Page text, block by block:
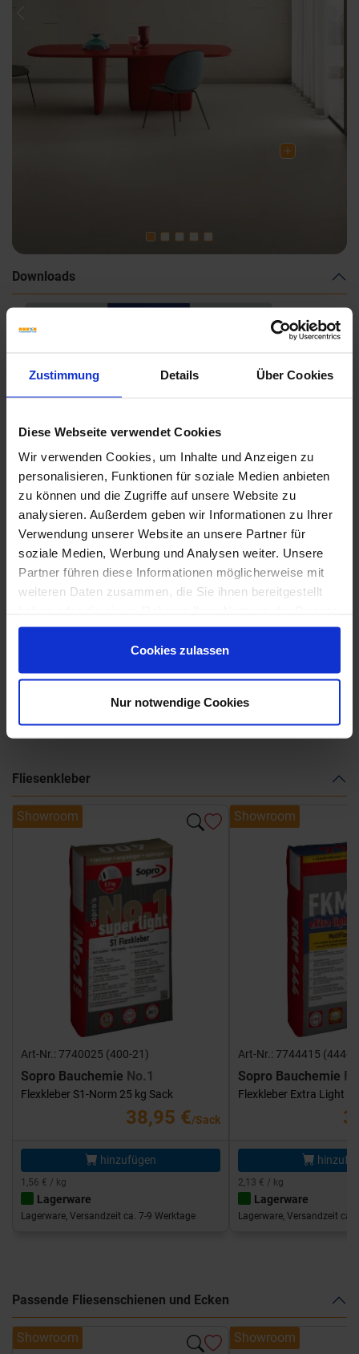
Zustimmung Details Über Cookies
Diese Webseite verwendet Cookies
Wir verwenden Cookies, um Inhalte und Anzeigen zu
personalisieren, Funktionen für soziale Medien anbieten
zu können und die Zugriffe auf unsere Website zu
analysieren. Außerdem geben wir Informationen zu Ihrer
Verwendung unserer Website an unsere Partner für
soziale Medien, Werbung und Analysen weiter. Unsere
Partner führen diese Informationen möglicherweise mit
weiteren Daten zusammen, die Sie ihnen bereitgestellt
gesammelt haben.
Cookies zulassen
Nur notwendige Cookies
Downloads
Weitere Serien von Marca Corona
Fliesenkleber
Showroom
Art-Nr.: 7740025 (400-21)
Sopro Bauchemie No.1
Flexkleber S1-Norm 25 kg Sack
38,95 €/Sack
hinzufügen
1,56 € / kg
Lagerware
Lagerware, Versandzeit ca. 7-9 Werktage
Showroom
Art-Nr.: 7744415 (444-
Sopro Bauchemie
Flexkleber Extra Light
2,13 € / kg
Lagerware
Lagerware, Versandzeit ca.
Passende Fliesenschienen und Ecken
Showroom Showroom